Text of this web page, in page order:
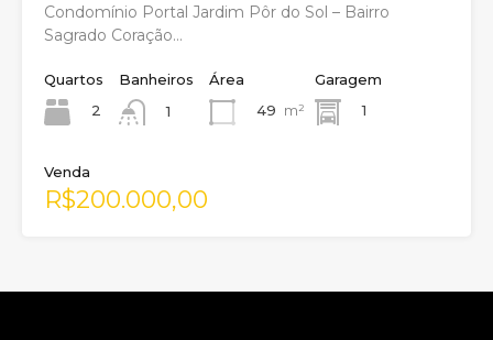
Condomínio Portal Jardim Pôr do Sol – Bairro
Sagrado Coração…
Quartos
2
Banheiros
1
Área
49 m²
Garagem
1
Venda
R$200.000,00